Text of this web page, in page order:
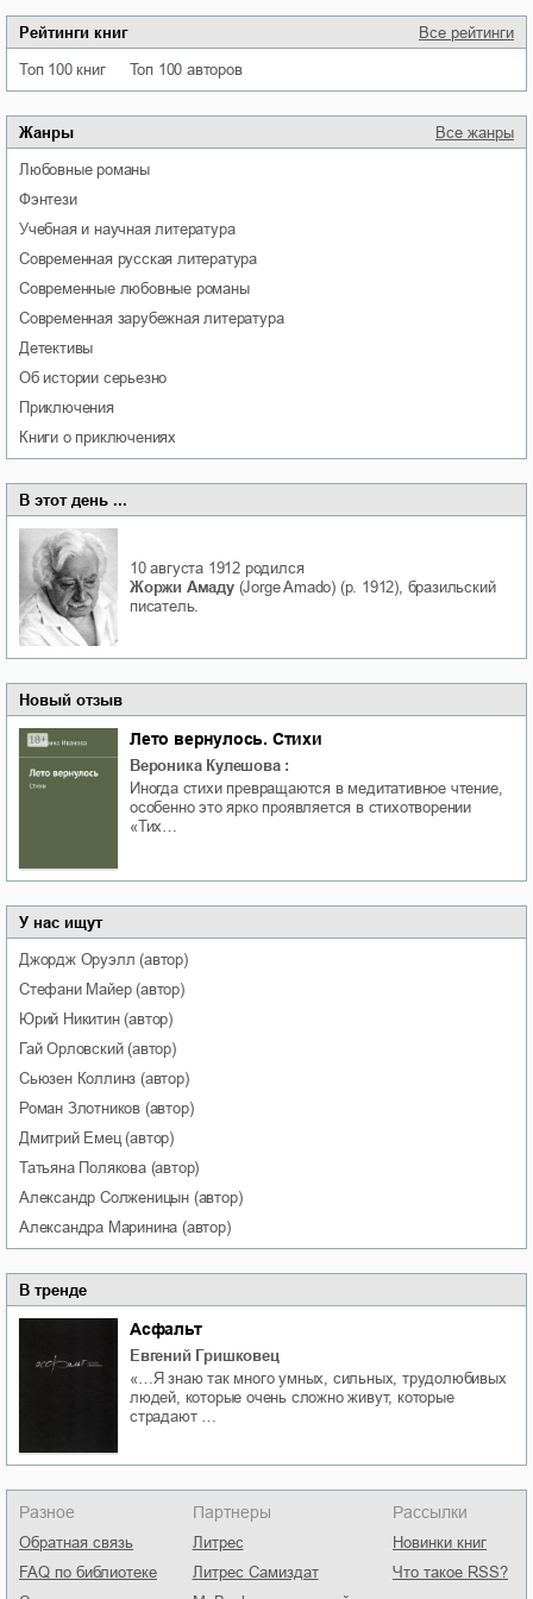
Рейтинги книг Все рейтинги
Топ 100 книг Топ 100 авторов
Жанры Все жанры
любовные романы
фэнтези
учебная и научная литература
современная русская литература
современные любовные романы
современная зарубежная литература
детективы
об истории серьезно
приключения
книги о приключениях
В этот день ...
10 августа 1912 родился
Жоржи Амаду(Jorge Amado) (р. 1912), бразильский
писатель.
Новый отзыв
Лето вернулось. Стихи
Вероника Кулешова :
Иногда стихи превращаются в медитативное чтение,
особенно это ярко проявляется в стихотворении
«Тих…
У нас ищут
Джордж Оруэлл (автор)
Стефани Майер(автор)
Юрий Никитин(автор)
Гай Орловский(автор)
Сьюзен Коллинз (автор)
Роман Злотников (автор)
Дмитрий Емец(автор)
Татьяна Полякова(автор)
Александр Солженицын (автор)
Александра Маринина (автор)
В тренде
Асфальт
Евгений Гришковец
«…Я знаю так много умных, сильных, трудолюбивых
людей, которые очень сложно живут, которые
страдают …
Разное
Обратная связь
FAQ по библиотеке
Партнеры
Литрес
Литрес Самиздат
Рассылки
Новинки книг
Что такое RSS?